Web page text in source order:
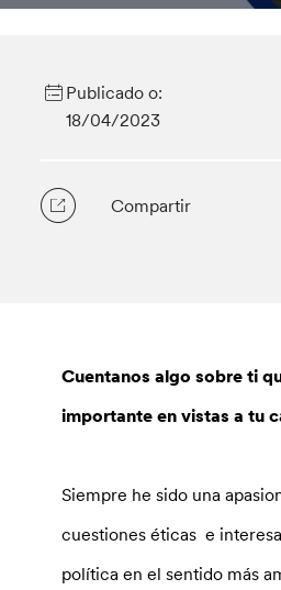
Publicado o:
18/04/2023
Compartir
Cuentanos algo sobre ti
importante en vistas a tu
Siempre he sido una
cuestiones éticas e
política en el sentido más